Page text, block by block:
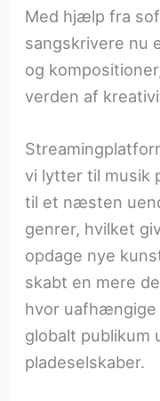
Med hjælp fra
sangskrivere nu
og
verden af
vi lytter til musik
til et næsten
genrer, hvilket
opdage nye
skabt en mere
hvor uafhængige
globalt publikum
pladeselskaber.